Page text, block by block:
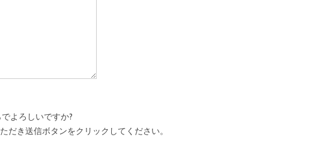
よろしいですか?
だき送信ボタンをクリックしてください。